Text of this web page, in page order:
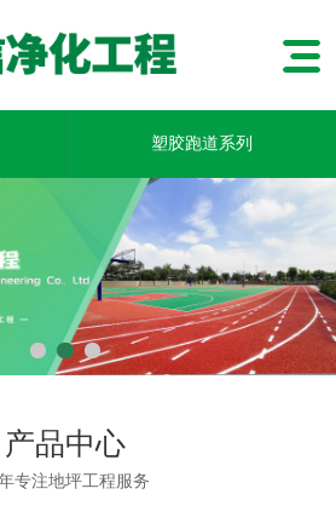
塑胶跑道系列
产品中心
专注地坪工程服务